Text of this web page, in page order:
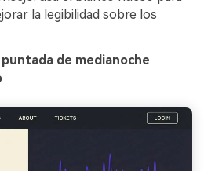
la legibilidad sobre los
de medianoche